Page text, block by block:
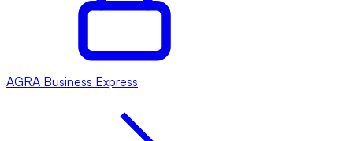
AGRA Business Express